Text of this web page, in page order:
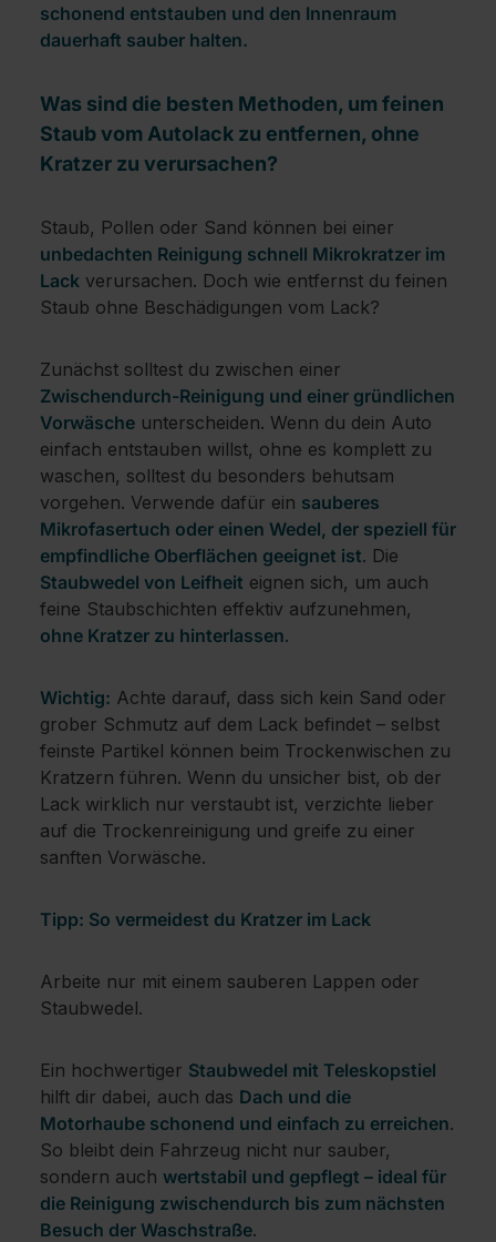
schonend entstauben und den Innenraum
dauerhaft sauber halten.
Was sind die besten Methoden, um feinen
Staub vom Autolack zu entfernen, ohne
Kratzer zu verursachen?
Staub, Pollen oder Sand können bei einer
unbedachten Reinigung schnell Mikrokratzer im
Lack verursachen. Doch wie entfernst du feinen
Staub ohne Beschädigungen vom Lack?
Zunächst solltest du zwischen einer
Zwischendurch-Reinigung und einer gründlichen
Vorwäsche unterscheiden. Wenn du dein Auto
einfach entstauben willst, ohne es komplett zu
waschen, solltest du besonders behutsam
vorgehen. Verwende dafür ein sauberes
Mikrofasertuch oder einen Wedel, der speziell für
empfindliche Oberflächen geeignet ist. Die
Staubwedel von Leifheit eignen sich, um auch
feine Staubschichten effektiv aufzunehmen,
ohne Kratzer zu hinterlassen.
Wichtig: Achte darauf, dass sich kein Sand oder
grober Schmutz auf dem Lack befindet – selbst
feinste Partikel können beim Trockenwischen zu
Kratzern führen. Wenn du unsicher bist, ob der
Lack wirklich nur verstaubt ist, verzichte lieber
auf die Trockenreinigung und greife zu einer
sanften Vorwäsche.
Tipp: So vermeidest du Kratzer im Lack
Arbeite nur mit einem sauberen Lappen oder
Staubwedel.
Ein hochwertiger Staubwedel mit Teleskopstiel
hilft dir dabei, auch das Dach und die
Motorhaube schonend und einfach zu erreichen.
So bleibt dein Fahrzeug nicht nur sauber,
sondern auch wertstabil und gepflegt – ideal für
die Reinigung zwischendurch bis zum nächsten
Besuch der Waschstraße.